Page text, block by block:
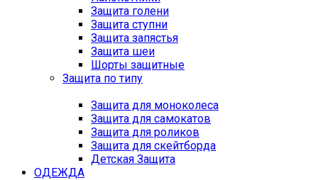
Защита голени
Защита ступни
Защита запястья
Защита шеи
Шорты защитные
Защита по типу
Защита для моноколеса
Защита для самокатов
Защита для роликов
Защита для скейтборда
Детская Защита
ОДЕЖДА